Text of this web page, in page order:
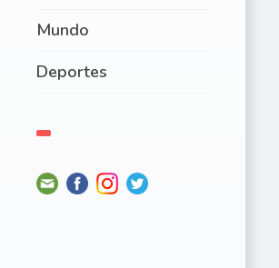
Mundo
Deportes